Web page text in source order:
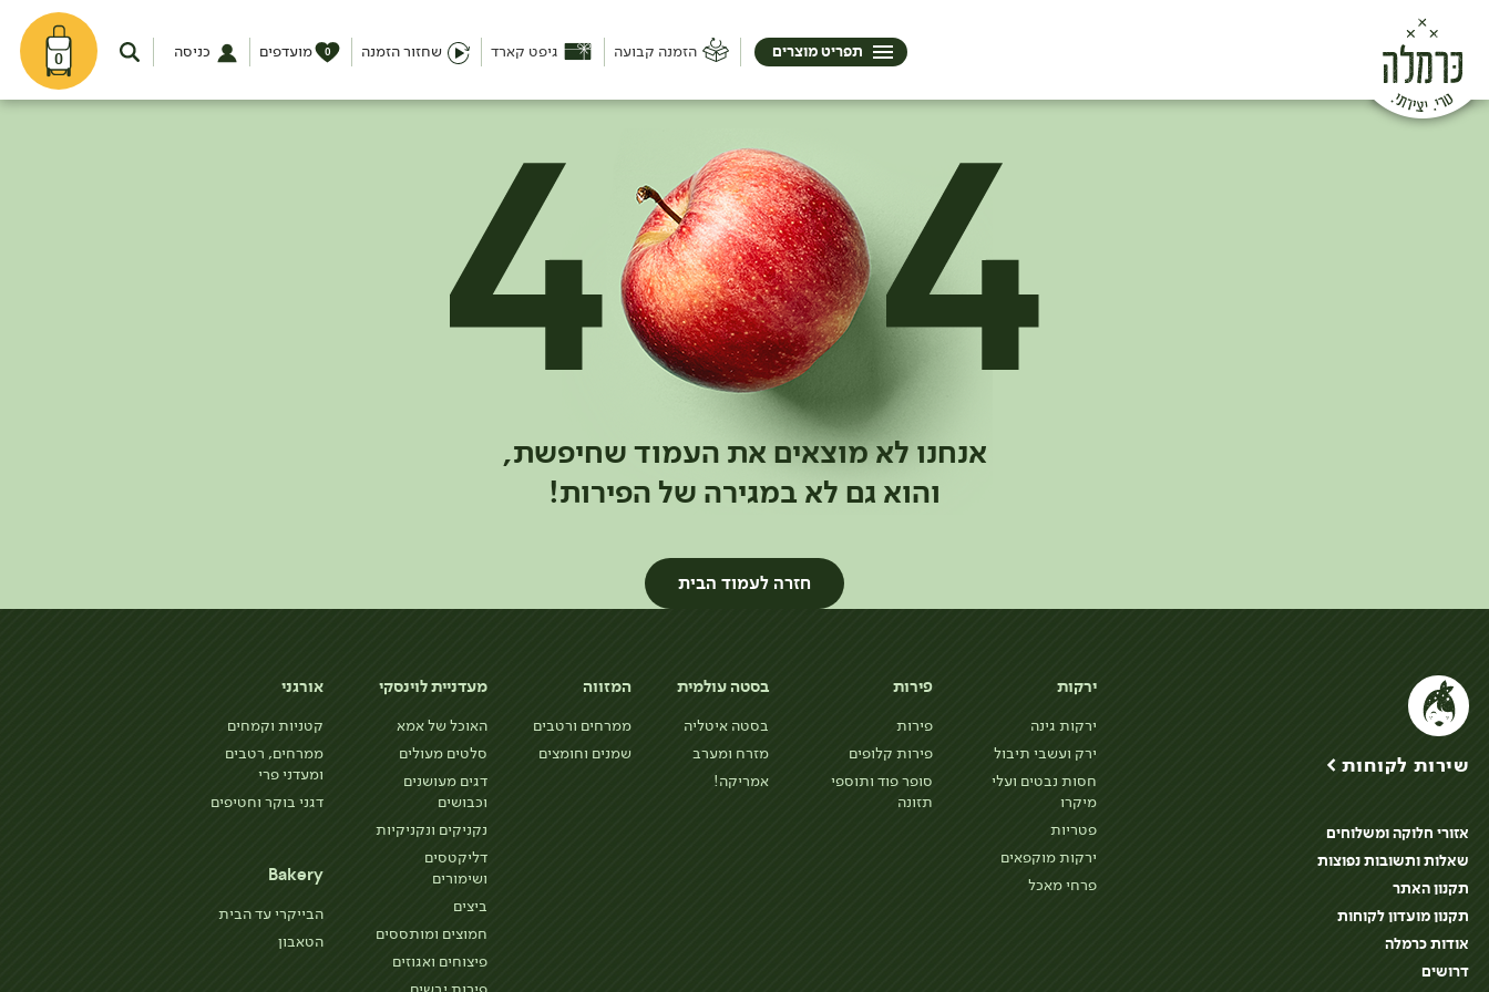
0 הזמנה קבועה גיפט קארד שחזור הזמנה מועדפים 0 כניסה תפריט מוצרים
אנחנו לא מוצאים את העמוד שחיפשת,
והוא גם לא במגירה של הפירות!
חזרה לעמוד הבית
ירקות
ירקות גינה
ירק ועשבי תיבול
חסות נבטים ועלי
מיקרו
פטריות
ירקות מוקפאים
פרחי מאכל
פירות
פירות
פירות קלופים
סופר פוד ותוספי
תזונה
בסטה עולמית
בסטה איטליה
מזרח ומערב
אמריקה!
המזווה
ממרחים ורטבים
שמנים וחומצים
מעדניית לוינסקי
האוכל של אמא
סלטים מעולים
דגים מעושנים
וכבושים
נקניקים ונקניקיות
דליקטסים
ושימורים
ביצים
חמוצים ומותססים
פיצוחים ואגוזים
אורגני
קטניות וקמחים
ממרחים, רטבים
ומעדני פרי
דגני בוקר וחטיפים
Bakery
הבייקרי עד הבית
הטאבון
שירות לקוחות >
אזורי חלוקה ומשלוחים
שאלות ותשובות נפוצות
תקנון האתר
תקנון מועדון לקוחות
אודות כרמלה
דרושים